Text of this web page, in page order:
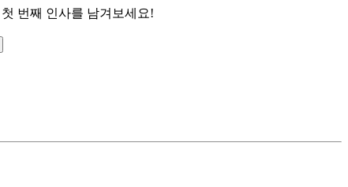
첫 번째 인사를 남겨보세요!